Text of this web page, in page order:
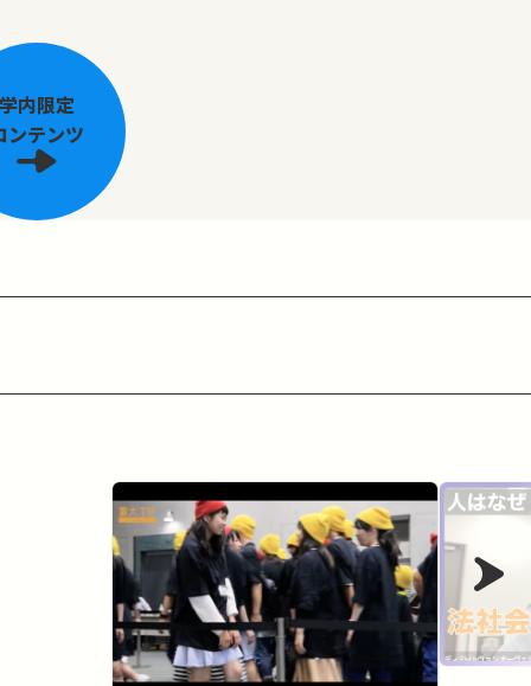
学内限定
ンテンツ